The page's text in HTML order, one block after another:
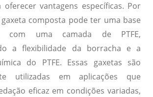
oferecer vantagens específicas. Por
composta pode ter uma base
com uma camada de PTFE,
a flexibilidade da borracha e a
do PTFE. Essas gaxetas são
utilizadas em aplicações que
eficaz em condições variadas,